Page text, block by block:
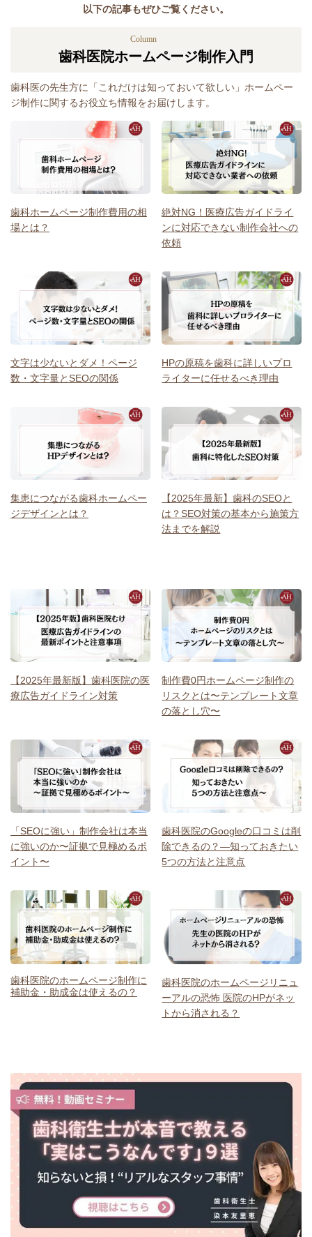
以下の記事もぜひご覧ください。
Column
歯科医院ホームページ制作入門
歯科医の先生方に「これだけは知っておいて欲しい」ホームペー
ジ制作に関するお役立ち情報をお届けします。
歯科ホームページ制作費用の相
場とは？
絶対NG！医療広告ガイドライ
ンに対応できない制作会社への
依頼
文字は少ないとダメ！ページ
数・文字量とSEOの関係
HPの原稿を歯科に詳しいプロ
ライターに任せるべき理由
集患につながる歯科ホームペー
ジデザインとは？
【2025年最新】歯科のSEOと
は？SEO対策の基本から施策方
法までを解説
【2025年最新版】歯科医院の医
療広告ガイドライン対策
制作費0円ホームページ制作の
リスクとは〜テンプレート文章
の落とし穴〜
「SEOに強い」制作会社は本当
に強いのか〜証拠で見極めるポ
イント〜
歯科医院のGoogleの口コミは削
除できるの？―知っておきたい
5つの方法と注意点
歯科医院のホームページ制作に
補助金・助成金は使えるの？
歯科医院のホームページリニュ
ーアルの恐怖 医院のHPがネッ
トから消される？